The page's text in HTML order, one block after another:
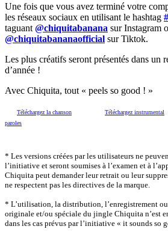
Une fois que vous avez terminé votre
les réseaux sociaux en utilisant le hashtag
taguant @chiquitabanana sur Instagram
@chiquitabananaofficial sur Tiktok.
Les plus créatifs seront présentés dans un
d’année !
Avec Chiquita, tout « peels so good ! »
Téléchargez la chanson Téléchargez instrumental
paroles
* Les versions créées par les utilisateurs ne
l’initiative et seront soumises à l’examen et à
Chiquita peut demander leur retrait ou leur
ne respectent pas les directives de la marque.
* L’utilisation, la distribution, l’enregistrement
originale et/ou spéciale du jingle Chiquita n’est
dans les cas prévus par l’initiative « it sounds so